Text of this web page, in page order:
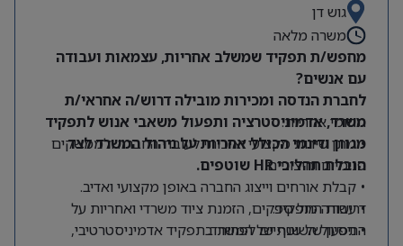
גוש דן
משרה מלאה
מחפש/ת תפקיד שמשלב אחריות, עצמאות ועבודה
עם אנשים?
לחברת הנדסה ומכירות מובילה דרוש/ה אחראי/ת
משרד, אדמיניסטרציה ותפעול משאבי אנוש לתפקיד
מגוון ודינמי הכולל אחריות על ניהול המשרד לצד
הובלת תהליכי HR שוטפים.
תחומי אחריות:
• מתן שירות מקצועי ואיכותי לעובדי החברה ולממשקים
פנימיים וחיצוניים.
• קבלת אורחים וייצוג החברה באופן מקצועי ואדיב.
• עבודה מול ספקים, הזמנת ציוד משרדי ואחריות על
התפעול השוטף של המשרד.
דרישות התפקיד:
• ניסיון של שנתיים לפחות בתפקיד אדמיניסטרטיבי,